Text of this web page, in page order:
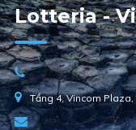
Lotteria -
Tầng 4, Vincom